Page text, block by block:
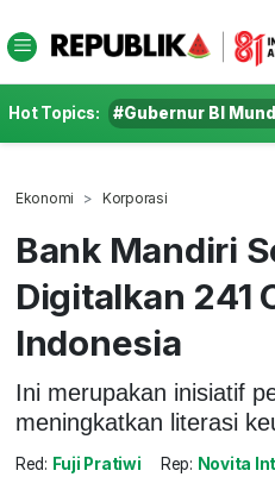
Hot Topics: #Gubernur BI
Ekonomi Korporasi
Bank Mandiri
Digitalkan 241
Indonesia
Ini merupakan inisiatif
meningkatkan literasi
Red: Fuji Pratiwi Rep: Novita